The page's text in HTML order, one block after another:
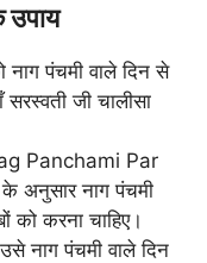
उपाय
नाग पंचमी वाले दिन से
सरस्वती जी चालीसा
Panchami Par
अनुसार नाग पंचमी
को करना चाहिए।
नाग पंचमी वाले दिन